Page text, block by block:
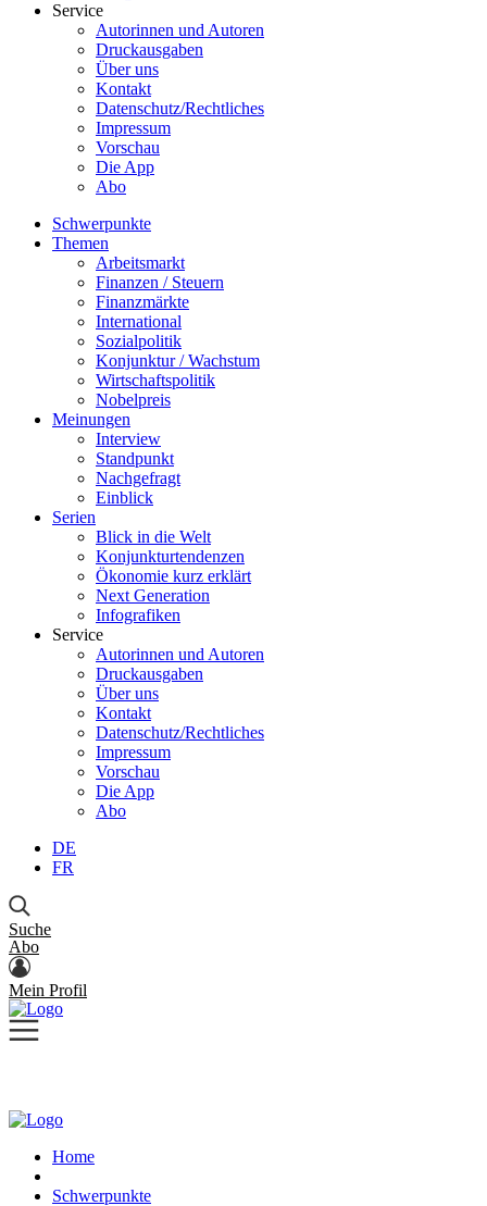
Service
Autorinnen und Autoren
Druckausgaben
Über uns
Kontakt
Datenschutz/Rechtliches
Impressum
Vorschau
Die App
Abo
Schwerpunkte
Themen
Arbeitsmarkt
Finanzen / Steuern
Finanzmärkte
International
Sozialpolitik
Konjunktur / Wachstum
Wirtschaftspolitik
Nobelpreis
Meinungen
Interview
Standpunkt
Nachgefragt
Einblick
Serien
Blick in die Welt
Konjunkturtendenzen
Ökonomie kurz erklärt
Next Generation
Infografiken
Service
Autorinnen und Autoren
Druckausgaben
Über uns
Kontakt
Datenschutz/Rechtliches
Impressum
Vorschau
Die App
Abo
DE
FR
Suche
Abo
Mein Profil
Home
Schwerpunkte